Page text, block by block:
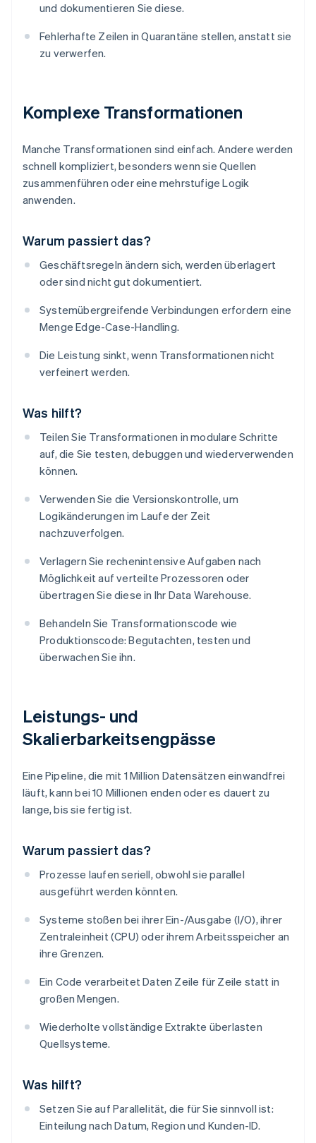
und dokumentieren Sie diese.
Fehlerhafte Zeilen in Quarantäne stellen, anstatt sie
zu verwerfen.
Komplexe Transformationen
Manche Transformationen sind einfach. Andere werden
schnell kompliziert, besonders wenn sie Quellen
zusammenführen oder eine mehrstufige Logik
anwenden.
Warum passiert das?
Geschäftsregeln ändern sich, werden überlagert
oder sind nicht gut dokumentiert.
Systemübergreifende Verbindungen erfordern eine
Menge Edge-Case-Handling.
Die Leistung sinkt, wenn Transformationen nicht
verfeinert werden.
Was hilft?
Teilen Sie Transformationen in modulare Schritte
auf, die Sie testen, debuggen und wiederverwenden
können.
Verwenden Sie die Versionskontrolle, um
Logikänderungen im Laufe der Zeit
nachzuverfolgen.
Verlagern Sie rechenintensive Aufgaben nach
Möglichkeit auf verteilte Prozessoren oder
übertragen Sie diese in Ihr Data Warehouse.
Behandeln Sie Transformationscode wie
Produktionscode: Begutachten, testen und
überwachen Sie ihn.
Leistungs- und
Skalierbarkeitsengpässe
Eine Pipeline, die mit 1 Million Datensätzen einwandfrei
läuft, kann bei 10 Millionen enden oder es dauert zu
lange, bis sie fertig ist.
Warum passiert das?
Prozesse laufen seriell, obwohl sie parallel
ausgeführt werden könnten.
Systeme stoßen bei ihrer Ein-/Ausgabe (I/O), ihrer
Zentraleinheit (CPU) oder ihrem Arbeitsspeicher an
ihre Grenzen.
Ein Code verarbeitet Daten Zeile für Zeile statt in
großen Mengen.
Wiederholte vollständige Extrakte überlasten
Quellsysteme.
Was hilft?
Setzen Sie auf Parallelität, die für Sie sinnvoll ist:
Einteilung nach Datum, Region und Kunden-ID.